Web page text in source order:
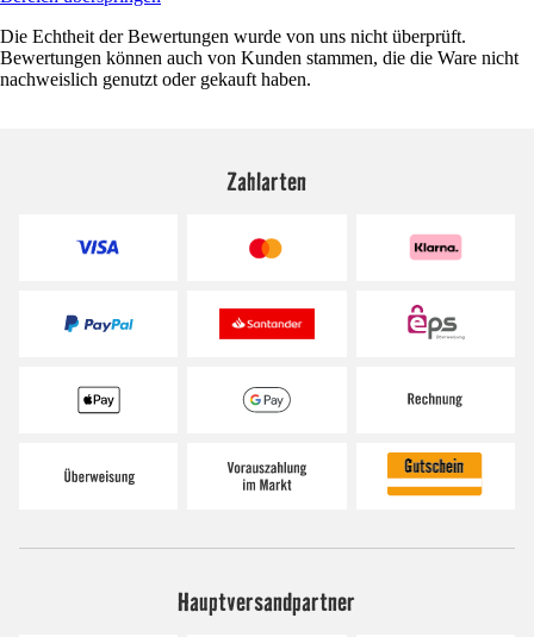
Die Echtheit der Bewertungen wurde von uns nicht überprüft.
Bewertungen können auch von Kunden stammen, die die Ware nicht
nachweislich genutzt oder gekauft haben.
Zahlarten
Hauptversandpartner